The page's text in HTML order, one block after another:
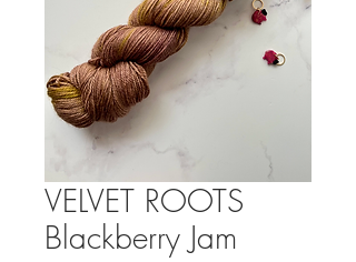
VELVET ROOTS
Blackberry Jam